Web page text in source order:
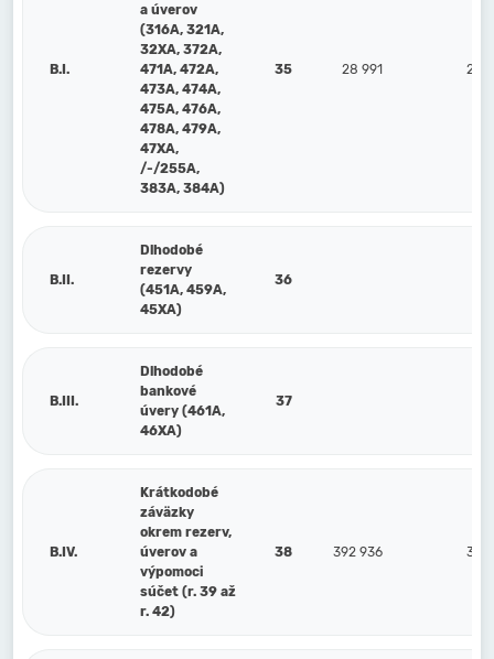
B.I.
a úverov
(316A, 321A,
32XA, 372A,
471A, 472A,
473A, 474A,
475A, 476A,
478A, 479A,
47XA,
/-/255A,
383A, 384A)
35 28 991 28
B.II.
Dlhodobé
rezervy
(451A, 459A,
45XA)
36
B.III.
Dlhodobé
bankové
úvery (461A,
46XA)
37
B.IV.
Krátkodobé
záväzky
okrem rezerv,
úverov a
výpomoci
súčet (r. 39 až
r. 42)
38 392 936 349